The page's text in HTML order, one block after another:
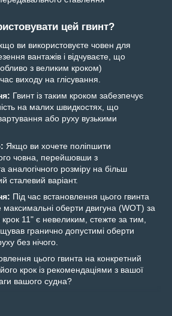
цей гвинт?
ви використовуєте човен для
вантажів і відчуваєте, що
з великим кроком)
виходу на глісування.
Гвинт із таким кроком забезпечує
на малих швидкостях, що
або руху вузькими
Якщо ви хочете поліпшити
човна, перейшовши з
аналогічного розміру на більш
сталевий варіант.
Під час встановлення цього гвинта
максимальні оберти двигуна (WOT) за
11" є невеликим, стежте за тим,
гранично допустимі оберти
без нічого.
цього гвинта на конкретний
крок із рекомендаціями з вашої
вашого судна?